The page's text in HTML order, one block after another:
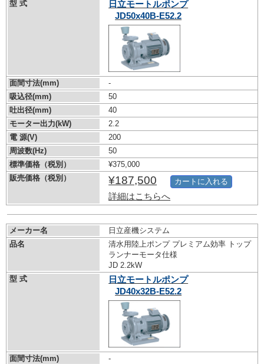
型 式
日立モートルポンプ
JD50x40B-E52.2
面間寸法(mm)
-
吸込径(mm)
50
吐出径(mm)
40
モーター出力(kW)
2.2
電 源(V)
200
周波数(Hz)
50
標準価格（税別）
¥375,000
販売価格（税別）
¥187,500
詳細はこちらへ
カートに入れる
メーカー名
日立産機システム
品名
清水用陸上ポンプ プレミアム効率 トップ
ランナーモータ仕様
JD 2.2kW
型 式
日立モートルポンプ
JD40x32B-E52.2
面間寸法(mm)
-